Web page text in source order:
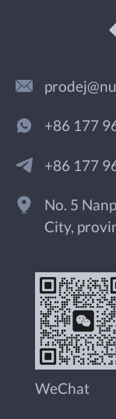
+86 177
+86 177
No. 5
City,
WeChat